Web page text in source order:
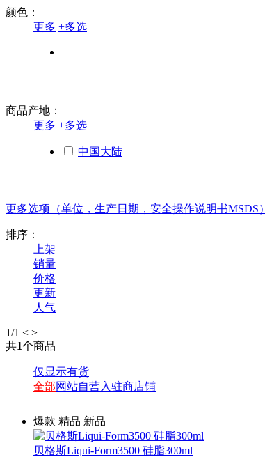
颜色：
更多 +多选
商品产地：
更多 +多选
中国大陆
更多选项（单位，生产日期，安全操作说明书MSDS）
排序：
上架
销量
价格
更新
人气
1/1 < >
共1个商品
仅显示有货
全部网站自营入驻商店铺
爆款 精品 新品
贝格斯Liqui-Form3500 硅脂300ml